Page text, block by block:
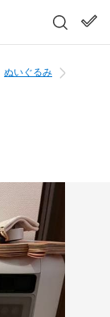
ぬいぐるみ